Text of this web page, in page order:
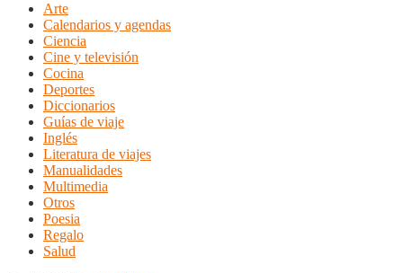
Arte
Calendarios y agendas
Ciencia
Cine y televisión
Cocina
Deportes
Diccionarios
Guías de viaje
Inglés
Literatura de viajes
Manualidades
Multimedia
Otros
Poesia
Regalo
Salud